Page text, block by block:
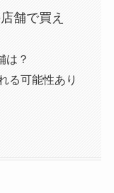
舗で買え
は？
る可能性あり